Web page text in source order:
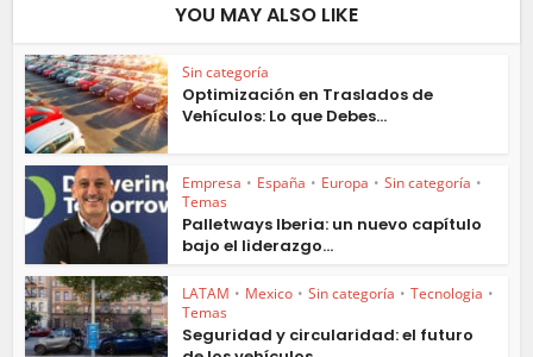
YOU MAY ALSO LIKE
Sin categoría
Optimización en Traslados de
Vehículos: Lo que Debes...
Empresa • España • Europa • Sin categoría •
Temas
Palletways Iberia: un nuevo capítulo
bajo el liderazgo...
LATAM • Mexico • Sin categoría • Tecnologia •
Temas
Seguridad y circularidad: el futuro